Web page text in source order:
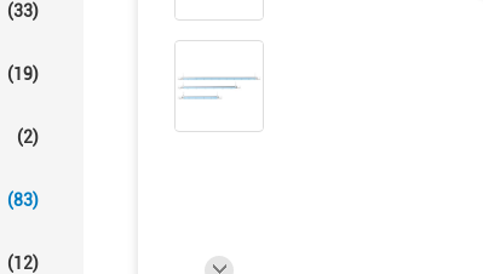
(33)
(19)
(2)
(83)
(12)